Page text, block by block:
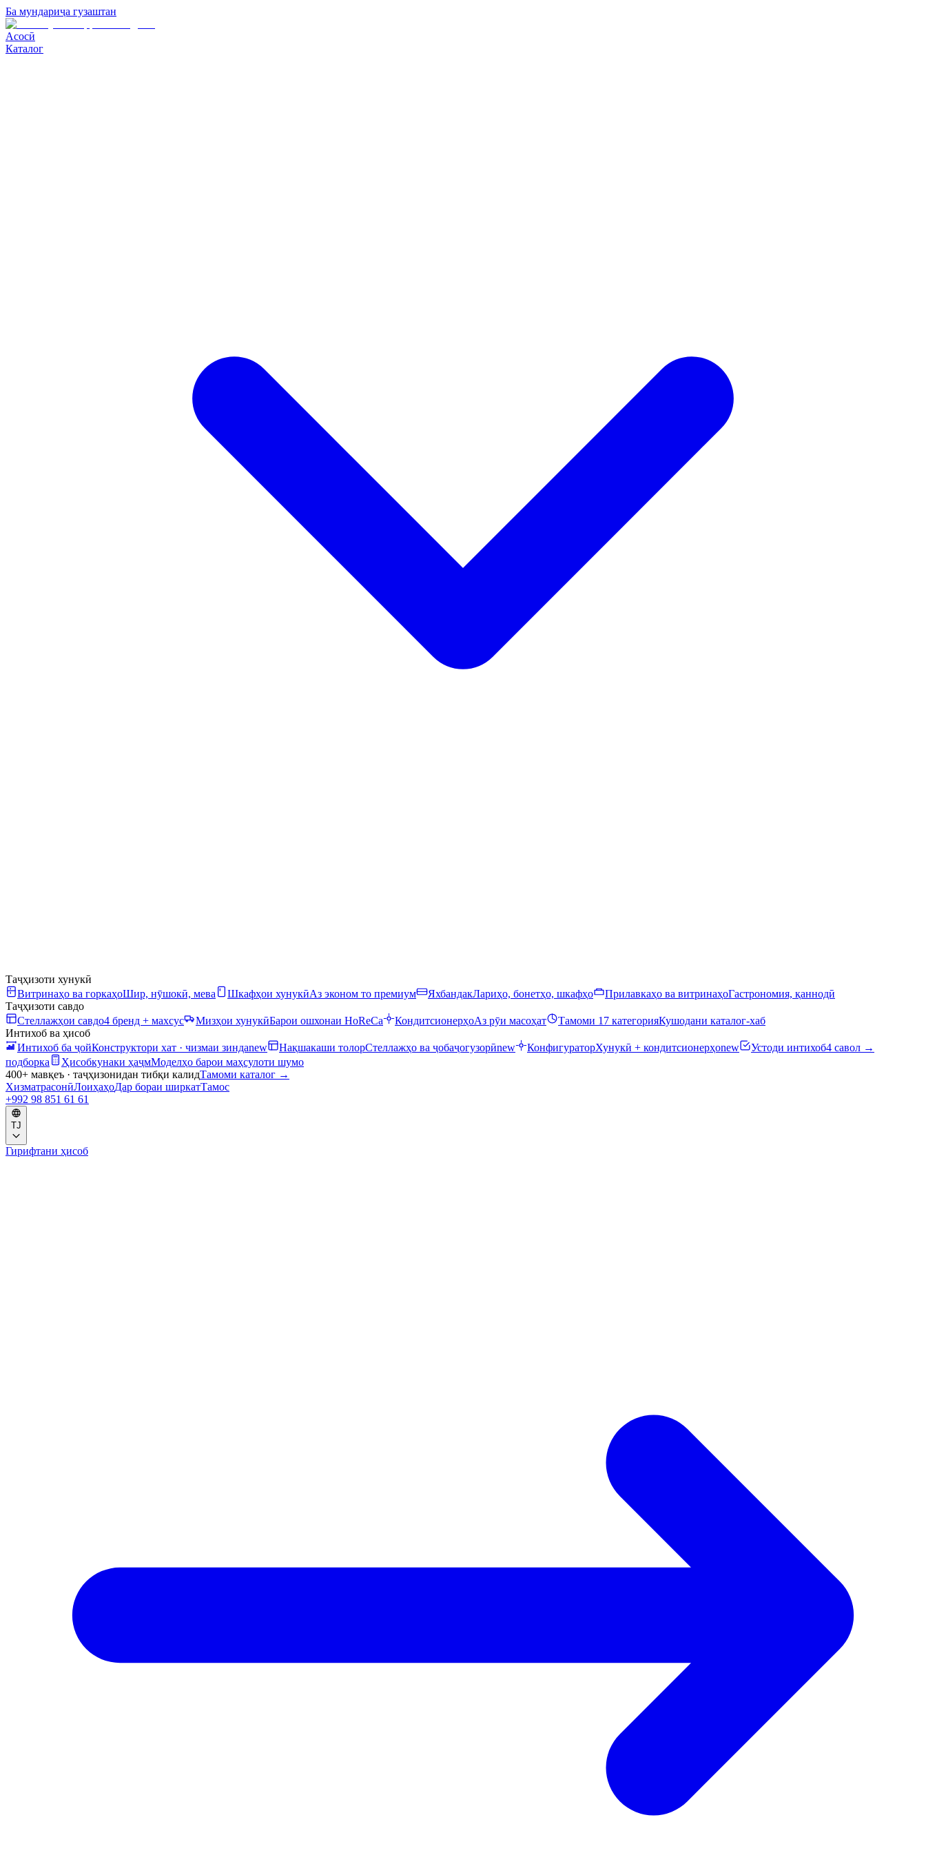
Ба мундариҷа гузаштан
Асосӣ
Каталог
Таҷҳизоти хунукӣ
Витринаҳо ва горкаҳоШир, нӯшокӣ, мева Шкафҳои хунукӣАз эконом то премиум ЯхбандакЛариҳо, бонетҳо, шкафҳо Прилавкаҳо ва витринаҳоГастрономия, қаннодӣ
Таҷҳизоти савдо
Стеллажҳои савдо4 бренд + махсус Мизҳои хунукӣБарои ошхонаи HoReCa КондитсионерҳоАз рӯи масоҳат Тамоми 17 категорияКушодани каталог-хаб
Интихоб ва ҳисоб
Интихоб ба ҷойКонструктори хат · чизмаи зиндаnew Нақшакаши толорСтеллажҳо ва ҷобаҷогузорӣnew КонфигураторХунукӣ + кондитсионерҳоnew Устоди интихоб4 савол →
подборка
Ҳисобкунаки ҳаҷмМоделҳо барои маҳсулоти шумо
400+ мавқеъ · таҷҳизонидан тибқи калидТамоми каталог →
ХизматрасонӣЛоиҳаҳоДар бораи ширкатТамос
+992 98 851 61 61
TJ
Гирифтани ҳисоб